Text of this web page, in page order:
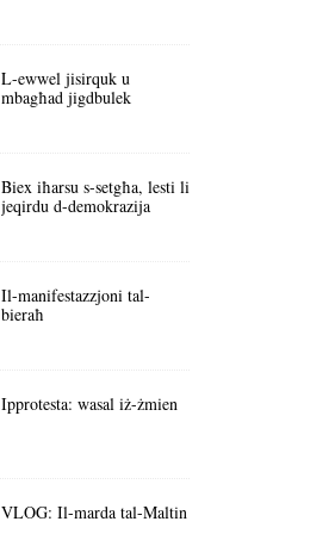
L-ewwel jisirquk u
mbagħad jigdbulek
Biex iħarsu s-setgħa, lesti li
jeqirdu d-demokrazija
Il-manifestazzjoni tal-
bieraħ
Ipprotesta: wasal iż-żmien
VLOG: Il-marda tal-Maltin